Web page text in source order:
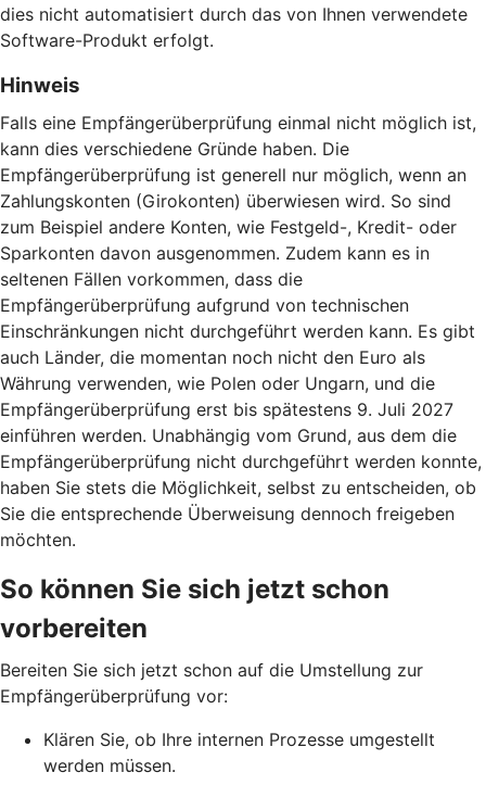
dies nicht automatisiert durch das von Ihnen verwendete
Software-Produkt erfolgt.
Hinweis
Falls eine Empfängerüberprüfung einmal nicht möglich ist,
kann dies verschiedene Gründe haben. Die
Empfängerüberprüfung ist generell nur möglich, wenn an
Zahlungskonten (Girokonten) überwiesen wird. So sind
zum Beispiel andere Konten, wie Festgeld-, Kredit- oder
Sparkonten davon ausgenommen. Zudem kann es in
seltenen Fällen vorkommen, dass die
Empfängerüberprüfung aufgrund von technischen
Einschränkungen nicht durchgeführt werden kann. Es gibt
auch Länder, die momentan noch nicht den Euro als
Währung verwenden, wie Polen oder Ungarn, und die
Empfängerüberprüfung erst bis spätestens 9. Juli 2027
einführen werden. Unabhängig vom Grund, aus dem die
Empfängerüberprüfung nicht durchgeführt werden konnte,
haben Sie stets die Möglichkeit, selbst zu entscheiden, ob
Sie die entsprechende Überweisung dennoch freigeben
möchten.
So können Sie sich jetzt schon
vorbereiten
Bereiten Sie sich jetzt schon auf die Umstellung zur
Empfängerüberprüfung vor:
Klären Sie, ob Ihre internen Prozesse umgestellt
werden müssen.